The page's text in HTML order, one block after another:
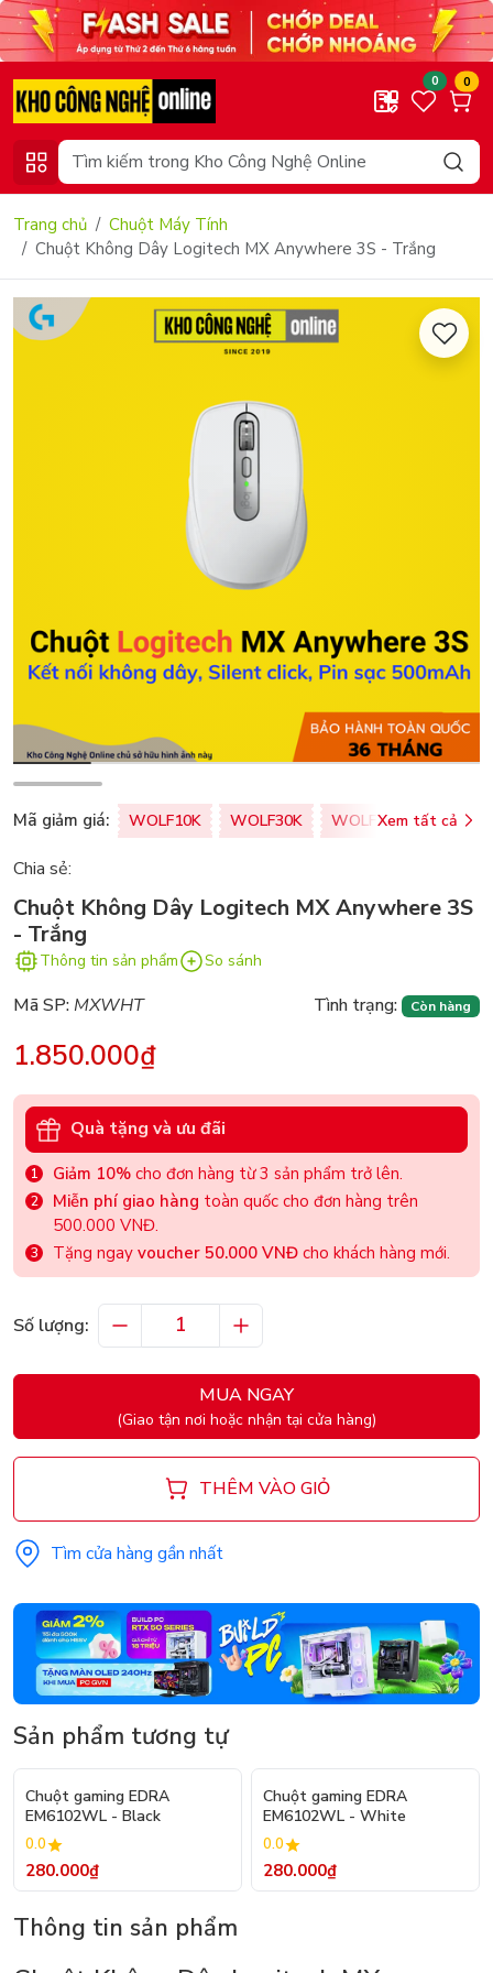
0 0
Trang chủ
Chuột Máy Tính
Chuột Không Dây Logitech MX Anywhere 3S - Trắng
Mã giảm giá: WOLF10K WOLF30K WOLF50KXem tất cả
Chia sẻ:
Chuột Không Dây Logitech MX Anywhere 3S
- Trắng
Thông tin sản phẩm So sánh
Mã SP: MXWHT Tình trạng: Còn hàng
1.850.000₫
Quà tặng và ưu đãi
Giảm 10% cho đơn hàng từ 3 sản phẩm trở lên.
Miễn phí giao hàng toàn quốc cho đơn hàng trên
500.000 VNĐ.
Tặng ngay voucher 50.000 VNĐ cho khách hàng mới.
Số lượng:
MUA NGAY
(Giao tận nơi hoặc nhận tại cửa hàng)
THÊM VÀO GIỎ
Tìm cửa hàng gần nhất
Sản phẩm tương tự
Chuột gaming EDRA
EM6102WL - Black
0.0
280.000₫
Chuột gaming EDRA
EM6102WL - White
0.0
280.000₫
Thông tin sản phẩm